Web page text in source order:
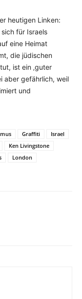
heutigen Linken:
für Israels
eine Heimat
die jüdischen
ist ein ‚guter
aber gefährlich, weil
und
Graffiti
Israel
Ken Livingstone
London